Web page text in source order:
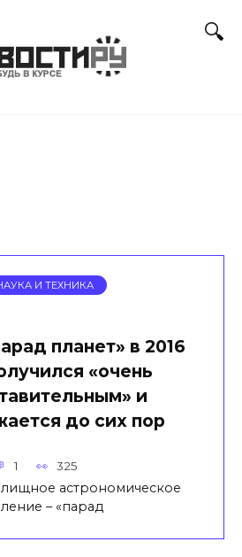
И ТЕХНИКА
планет» в 2016
«очень
и
до сих пор
1 325
астрономическое
– «парад